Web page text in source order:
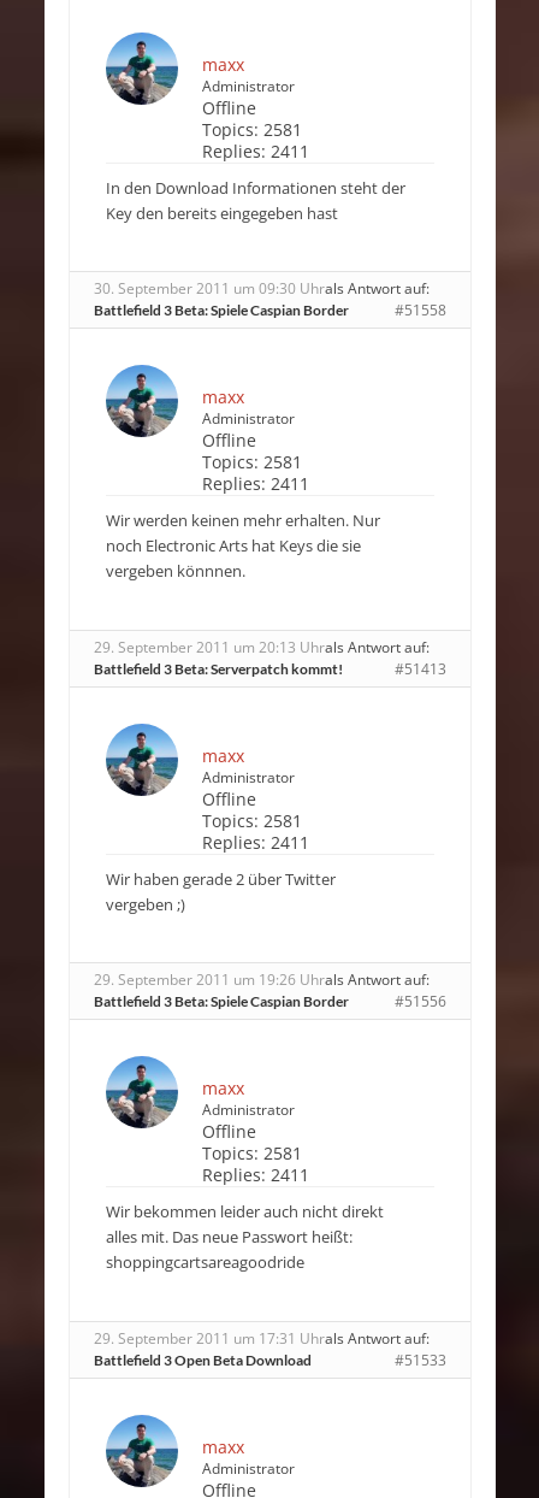
maxx
Administrator
Offline
Topics: 2581
Replies: 2411
In den Download Informationen steht der
Key den bereits eingegeben hast
30. September 2011 um 09:30 Uhrals Antwort auf:
Battlefield 3 Beta: Spiele Caspian Border #51558
maxx
Administrator
Offline
Topics: 2581
Replies: 2411
Wir werden keinen mehr erhalten. Nur
noch Electronic Arts hat Keys die sie
vergeben könnnen.
29. September 2011 um 20:13 Uhrals Antwort auf:
Battlefield 3 Beta: Serverpatch kommt! #51413
maxx
Administrator
Offline
Topics: 2581
Replies: 2411
Wir haben gerade 2 über Twitter
vergeben ;)
29. September 2011 um 19:26 Uhrals Antwort auf:
Battlefield 3 Beta: Spiele Caspian Border #51556
maxx
Administrator
Offline
Topics: 2581
Replies: 2411
Wir bekommen leider auch nicht direkt
alles mit. Das neue Passwort heißt:
shoppingcartsareagoodride
29. September 2011 um 17:31 Uhrals Antwort auf:
Battlefield 3 Open Beta Download #51533
maxx
Administrator
Offline